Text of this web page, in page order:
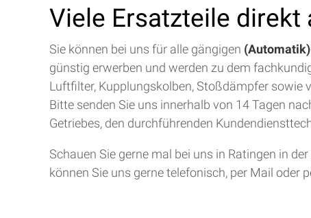
Viele Ersatzteile direkt
Sie können bei uns für alle gängigen
günstig erwerben und werden zu dem
Luftfilter, Kupplungskolben, Stoßdämpfer sowie
Bitte senden Sie uns innerhalb von 14 Tagen
Getriebes, den durchführenden
Schauen Sie gerne mal bei uns in Ratingen in
können Sie uns gerne telefonisch, per Mail oder